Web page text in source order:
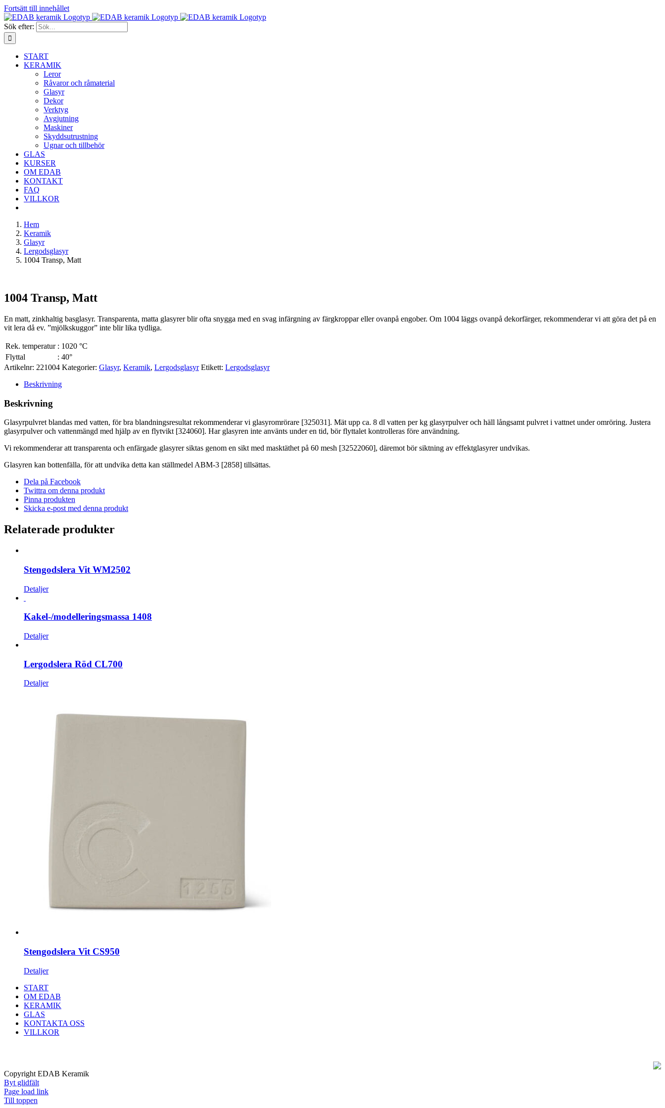
Fortsätt till innehållet
Sök efter:
START
KERAMIK
Leror
Råvaror och råmaterial
Glasyr
Dekor
Verktyg
Avgjutning
Maskiner
Skyddsutrustning
Ugnar och tillbehör
GLAS
KURSER
OM EDAB
KONTAKT
FAQ
VILLKOR
Hem
Keramik
Glasyr
Lergodsglasyr
1004 Transp, Matt
1004 Transp, Matt
En matt, zinkhaltig basglasyr. Transparenta, matta glasyrer blir ofta snygga med en svag infärgning av färgkroppar eller ovanpå engober. Om 1004 läggs ovanpå dekorfärger, rekommenderar vi att göra det på en
vit lera då ev. ”mjölkskuggor” inte blir lika tydliga.
Rek. temperatur : 1020 °C
Flyttal
: 40°
Artikelnr: 221004 Kategorier: Glasyr, Keramik, Lergodsglasyr Etikett: Lergodsglasyr
Beskrivning
Beskrivning
Glasyrpulvret blandas med vatten, för bra blandningsresultat rekommenderar vi glasyromrörare [325031]. Mät upp ca. 8 dl vatten per kg glasyrpulver och häll långsamt pulvret i vattnet under omröring. Justera
glasyrpulver och vattenmängd med hjälp av en flytvikt [324060]. Har glasyren inte använts under en tid, bör flyttalet kontrolleras före användning.
Vi rekommenderar att transparenta och enfärgade glasyrer siktas genom en sikt med masktäthet på 60 mesh [32522060], däremot bör siktning av effektglasyrer undvikas.
Glasyren kan bottenfälla, för att undvika detta kan ställmedel ABM-3 [2858] tillsättas.
Dela på Facebook
Twittra om denna produkt
Pinna produkten
Skicka e-post med denna produkt
Relaterade produkter
Stengodslera Vit WM2502
Detaljer
Kakel-/modelleringsmassa 1408
Detaljer
Lergodslera Röd CL700
Detaljer
Stengodslera Vit CS950
Detaljer
START
OM EDAB
KERAMIK
GLAS
KONTAKTA OSS
VILLKOR
Copyright EDAB Keramik
Byt glidfält
Page load link
Till toppen